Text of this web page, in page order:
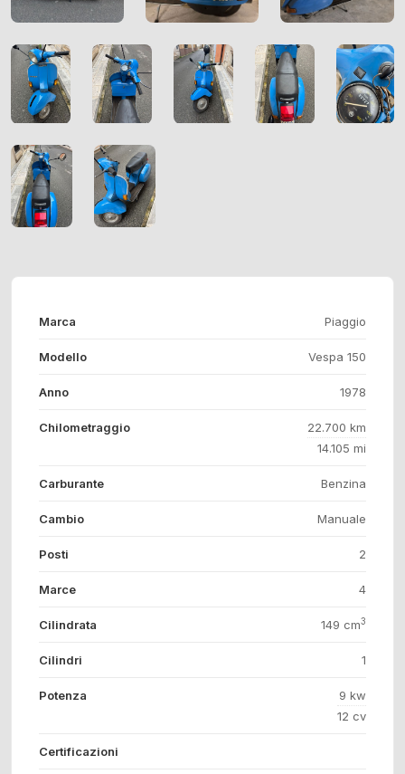
Marca Piaggio
Modello Vespa 150
Anno 1978
Chilometraggio
22.700 km
14.105 mi
Carburante Benzina
Cambio Manuale
Posti 2
Marce 4
Cilindrata 149 cm3
Cilindri 1
Potenza
9 kw
12 cv
Certificazioni